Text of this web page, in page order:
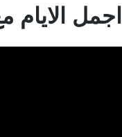
الايام مع